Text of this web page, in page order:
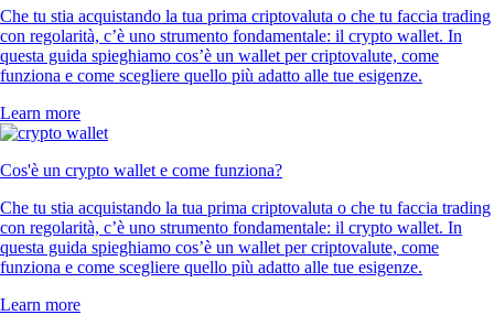
Che tu stia acquistando la tua prima criptovaluta o che tu faccia trading
con regolarità, c’è uno strumento fondamentale: il crypto wallet. In
questa guida spieghiamo cos’è un wallet per criptovalute, come
funziona e come scegliere quello più adatto alle tue esigenze.
Learn more
Cos'è un crypto wallet e come funziona?
Che tu stia acquistando la tua prima criptovaluta o che tu faccia trading
con regolarità, c’è uno strumento fondamentale: il crypto wallet. In
questa guida spieghiamo cos’è un wallet per criptovalute, come
funziona e come scegliere quello più adatto alle tue esigenze.
Learn more